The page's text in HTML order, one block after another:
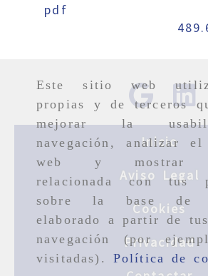
Este sitio web
propias y de terceros
mejorar la
navegación, analizar
web y mostrar
relacionada con tus
sobre la base de
elaborado a partir de
navegación (por
visitadas). Política de
pdf
Inicio
Aviso Legal
Cookies
Privacidad